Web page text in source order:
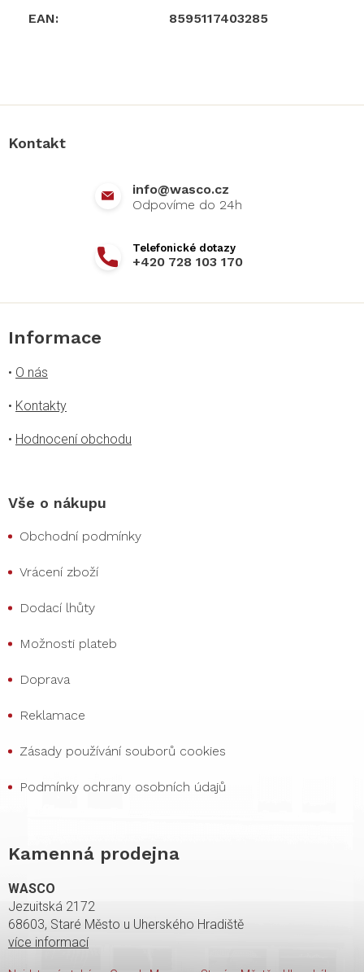
EAN: 8595117403285
Kontakt
info@wasco.cz
+420 728 103 170
Informace
• O nás
• Kontakty
• Hodnocení obchodu
Vše o nákupu
Obchodní podmínky
Vrácení zboží
Dodací lhůty
Možnosti plateb
Doprava
Reklamace
Zásady používání souborů cookies
Podmínky ochrany osobních údajů
Kamenná prodejna
WASCO
Jezuitská 2172
68603, Staré Město u Uherského Hradiště
více informací